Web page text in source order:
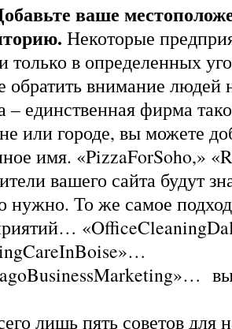
ваше
Некоторые
только в определенных
обратить внимание людей
– единственная фирма
или городе, вы можете
имя. «PizzaForSoho,»
вашего сайта будут
нужно. То же самое
вы
лишь пять советов для